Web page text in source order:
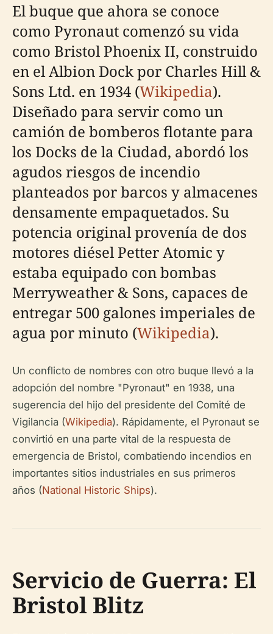
El buque que ahora se conoce
como Pyronaut comenzó su vida
como Bristol Phoenix II, construido
en el Albion Dock por Charles Hill &
Sons Ltd. en 1934 (Wikipedia).
Diseñado para servir como un
camión de bomberos flotante para
los Docks de la Ciudad, abordó los
agudos riesgos de incendio
planteados por barcos y almacenes
densamente empaquetados. Su
potencia original provenía de dos
motores diésel Petter Atomic y
estaba equipado con bombas
Merryweather & Sons, capaces de
entregar 500 galones imperiales de
agua por minuto (Wikipedia).
Un conflicto de nombres con otro buque llevó a la
adopción del nombre "Pyronaut" en 1938, una
sugerencia del hijo del presidente del Comité de
Vigilancia (Wikipedia). Rápidamente, el Pyronaut se
convirtió en una parte vital de la respuesta de
emergencia de Bristol, combatiendo incendios en
importantes sitios industriales en sus primeros
años (National Historic Ships).
Servicio de Guerra: El
Bristol Blitz